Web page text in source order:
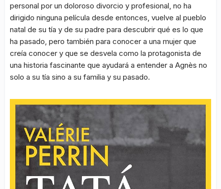
personal por un doloroso divorcio y profesional, no ha
dirigido ninguna película desde entonces, vuelve al pueblo
natal de su tía y de su padre para descubrir qué es lo que
ha pasado, pero también para conocer a una mujer que
creía conocer y que se desvela como la protagonista de
una historia fascinante que ayudará a entender a Agnès no
solo a su tía sino a su familia y su pasado.